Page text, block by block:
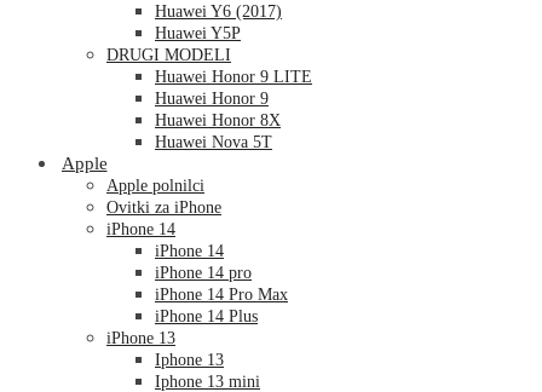
Huawei Y6 (2017)
Huawei Y5P
DRUGI MODELI
Huawei Honor 9 LITE
Huawei Honor 9
Huawei Honor 8X
Huawei Nova 5T
Apple
Apple polnilci
Ovitki za iPhone
iPhone 14
iPhone 14
iPhone 14 pro
iPhone 14 Pro Max
iPhone 14 Plus
iPhone 13
Iphone 13
Iphone 13 mini